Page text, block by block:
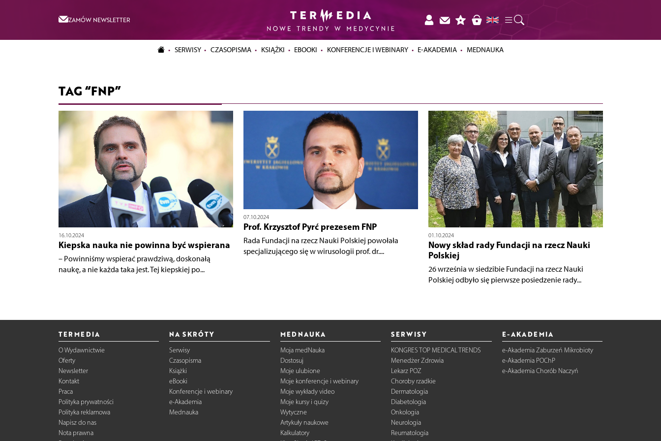
ZAMÓW NEWSLETTER
SERWISY CZASOPISMA KSIĄŻKI EBOOKI KONFERENCJE I WEBINARY E-AKADEMIA MEDNAUKA
TAG “FNP”
16.10.2024
Kiepska nauka nie powinna być wspierana
– Powinniśmy wspierać prawdziwą, doskonałą
naukę, a nie każda taka jest. Tej kiepskiej po...
07.10.2024
Prof. Krzysztof Pyrć prezesem FNP
Rada Fundacji na rzecz Nauki Polskiej powołała
specjalizującego się w wirusologii prof. dr....
01.10.2024
Nowy skład rady Fundacji na rzecz Nauki
Polskiej
26 września w siedzibie Fundacji na rzecz Nauki
Polskiej odbyło się pierwsze posiedzenie rady...
TERMEDIA
O Wydawnictwie
Oferty
Newsletter
Kontakt
Praca
Polityka prywatności
Polityka reklamowa
Napisz do nas
Nota prawna
NA SKRÓTY
Serwisy
Czasopisma
Książki
eBooki
Konferencje i webinary
e-Akademia
Mednauka
MEDNAUKA
Moja medNauka
Dostosuj
Moje ulubione
Moje konferencje i webinary
Moje wykłady video
Moje kursy i quizy
Wytyczne
Artykuły naukowe
Kalkulatory
SERWISY
KONGRES TOP MEDICAL TRENDS
Menedżer Zdrowia
Lekarz POZ
Choroby rzadkie
Dermatologia
Diabetologia
Onkologia
Neurologia
Reumatologia
E-AKADEMIA
e-Akademia Zaburzeń Mikrobioty
e-Akademia POChP
e-Akademia Chorób Naczyń